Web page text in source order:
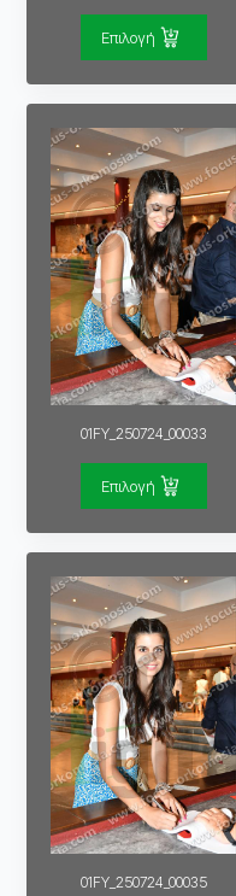
Επιλογή
01FY_250724_00033
Επιλογή
01FY_250724_00035